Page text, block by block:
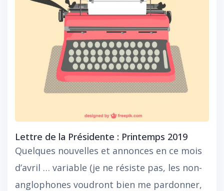
Lettre de la Présidente : Printemps 2019
Quelques nouvelles et annonces en ce mois
d’avril … variable (je ne résiste pas, les non-
anglophones voudront bien me pardonner,